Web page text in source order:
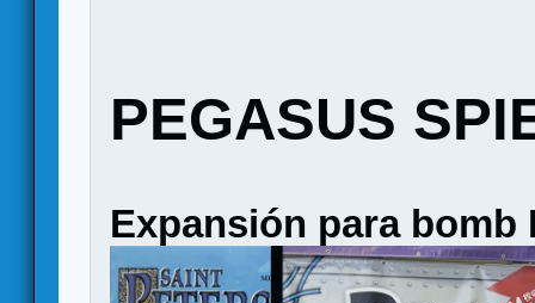
PEGASUS
Expansión para bomb